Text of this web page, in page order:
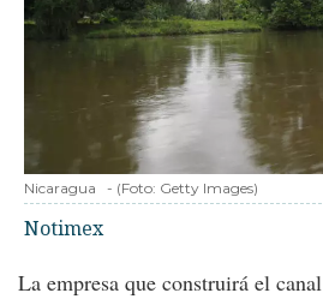
Nicaragua - (Foto: Getty Images)
Notimex
La empresa que construirá el